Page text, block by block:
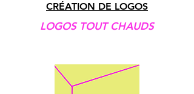
CRÉATION DE LOGOS
LOGOS TOUT CHAUDS